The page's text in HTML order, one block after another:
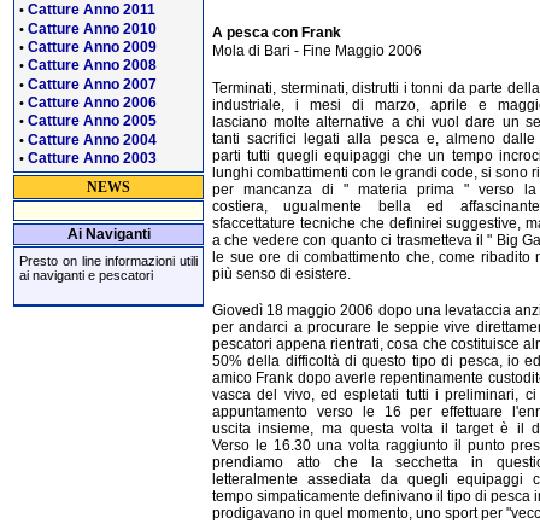
• Catture Anno 2011
• Catture Anno 2010
• Catture Anno 2009
• Catture Anno 2008
• Catture Anno 2007
• Catture Anno 2006
• Catture Anno 2005
• Catture Anno 2004
• Catture Anno 2003
NEWS
Ai Naviganti
Presto on line informazioni utili
ai naviganti e pescatori
A pesca con Frank
Mola di Bari - Fine Maggio 2006
Terminati, sterminati, distrutti i tonni da parte
industriale, i mesi di marzo, aprile e
lasciano molte alternative a chi vuol dare un
tanti sacrifici legati alla pesca e, almeno dalle
parti tutti quegli equipaggi che un tempo
lunghi combattimenti con le grandi code, si sono
per mancanza di " materia prima " verso la
costiera, ugualmente bella ed
sfaccettature tecniche che definirei suggestive,
a che vedere con quanto ci trasmetteva il " Big
le sue ore di combattimento che, come ribadito
più senso di esistere.
Giovedì 18 maggio 2006 dopo una levataccia
per andarci a procurare le seppie vive
pescatori appena rientrati, cosa che costituisce
50% della difficoltà di questo tipo di pesca, io
amico Frank dopo averle repentinamente
vasca del vivo, ed espletati tutti i preliminari, ci
appuntamento verso le 16 per effettuare
uscita insieme, ma questa volta il target è il
Verso le 16.30 una volta raggiunto il punto
prendiamo atto che la secchetta in
letteralmente assediata da quegli equipaggi
tempo simpaticamente definivano il tipo di pesca
prodigavano in quel momento, uno sport per